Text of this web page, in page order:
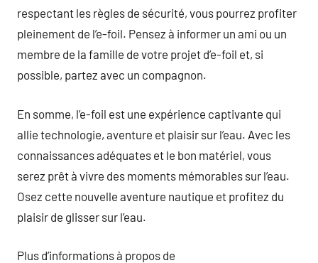
respectant les règles de sécurité, vous pourrez profiter
pleinement de l’e-foil. Pensez à informer un ami ou un
membre de la famille de votre projet d’e-foil et, si
possible, partez avec un compagnon.
En somme, l’e-foil est une expérience captivante qui
allie technologie, aventure et plaisir sur l’eau. Avec les
connaissances adéquates et le bon matériel, vous
serez prêt à vivre des moments mémorables sur l’eau.
Osez cette nouvelle aventure nautique et profitez du
plaisir de glisser sur l’eau.
Plus d’informations à propos de